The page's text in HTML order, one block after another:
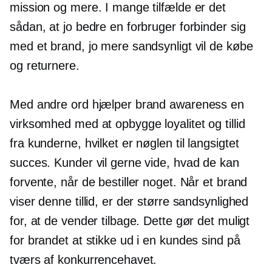
mission og mere. I mange tilfælde er det
sådan, at jo bedre en forbruger forbinder sig
med et brand, jo mere sandsynligt vil de købe
og returnere.
Med andre ord hjælper brand awareness en
virksomhed med at opbygge loyalitet og tillid
fra kunderne, hvilket er nøglen til langsigtet
succes. Kunder vil gerne vide, hvad de kan
forvente, når de bestiller noget. Når et brand
viser denne tillid, er der større sandsynlighed
for, at de vender tilbage. Dette gør det muligt
for brandet at stikke ud i en kundes sind på
tværs af konkurrencehavet.